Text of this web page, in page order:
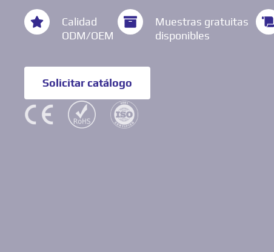
Calidad
ODM/OEM
Muestras gratuitas
disponibles
Solicitar catálogo